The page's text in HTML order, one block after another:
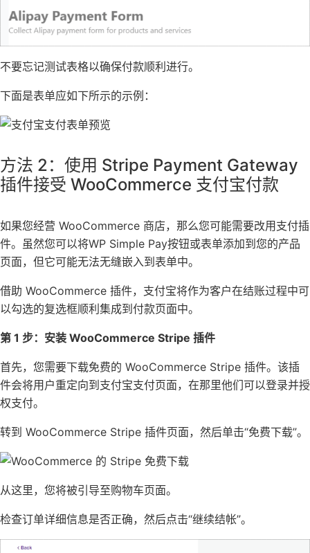
不要忘记测试表格以确保付款顺利进行。
下面是表单应如下所示的示例：
方法 2：使用 Stripe Payment Gateway
插件接受 WooCommerce 支付宝付款
如果您经营 WooCommerce 商店，那么您可能需要改用支付插
件。虽然您可以将WP Simple Pay按钮或表单添加到您的产品
页面，但它可能无法无缝嵌入到表单中。
借助 WooCommerce 插件，支付宝将作为客户在结账过程中可
以勾选的复选框顺利集成到付款页面中。
第 1 步：安装 WooCommerce Stripe 插件
首先，您需要下载免费的 WooCommerce Stripe 插件。该插
件会将用户重定向到支付宝支付页面，在那里他们可以登录并授
权支付。
转到 WooCommerce Stripe 插件页面，然后单击“免费下载”。
从这里，您将被引导至购物车页面。
检查订单详细信息是否正确，然后点击“继续结帐”。